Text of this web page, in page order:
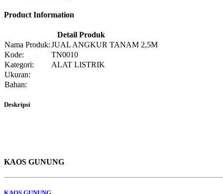
Product Information
Detail Produk
Nama Produk:JUAL ANGKUR TANAM 2,5M
Kode:
TN0010
Kategori:
ALAT LISTRIK
Ukuran:
Bahan:
Deskripsi
KAOS GUNUNG